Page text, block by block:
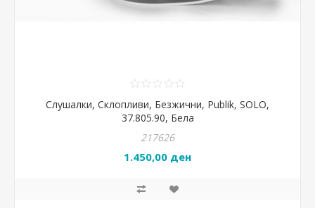
Слушалки, Склопливи, Безжични, Publik, SOLO,
37.805.90, Бела
217626
1.450,00 ден